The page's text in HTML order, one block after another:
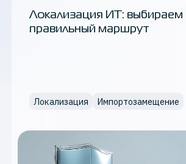
Локализация ИТ: выбираем
правильный маршрут
Локализация Импортозамещение